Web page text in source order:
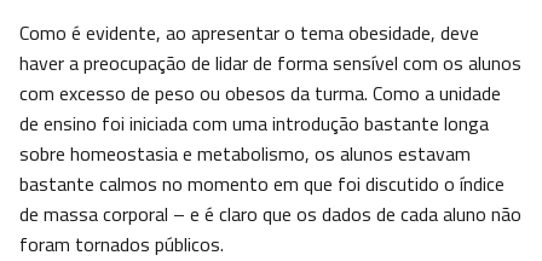
Como é evidente, ao apresentar o tema obesidade, deve
haver a preocupação de lidar de forma sensível com os alunos
com excesso de peso ou obesos da turma. Como a unidade
de ensino foi iniciada com uma introdução bastante longa
sobre homeostasia e metabolismo, os alunos estavam
bastante calmos no momento em que foi discutido o índice
de massa corporal – e é claro que os dados de cada aluno não
foram tornados públicos.